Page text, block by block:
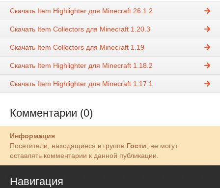
Скачать Item Highlighter для Minecraft 26.1.2
Скачать Item Collectors для Minecraft 1.20.3
Скачать Item Collectors для Minecraft 1.19
Скачать Item Highlighter для Minecraft 1.18.2
Скачать Item Highlighter для Minecraft 1.17.1
Комментарии (0)
Информация
Посетители, находящиеся в группе Гости , не могут
оставлять комментарии к данной публикации.
Навигация